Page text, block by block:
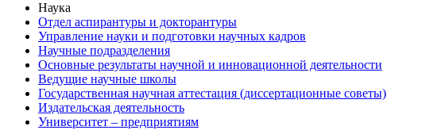
Наука
Отдел аспирантуры и докторантуры
Управление науки и подготовки научных кадров
Научные подразделения
Основные результаты научной и инновационной деятельности
Ведущие научные школы
Государственная научная аттестация (диссертационные советы)
Издательская деятельность
Университет – предприятиям